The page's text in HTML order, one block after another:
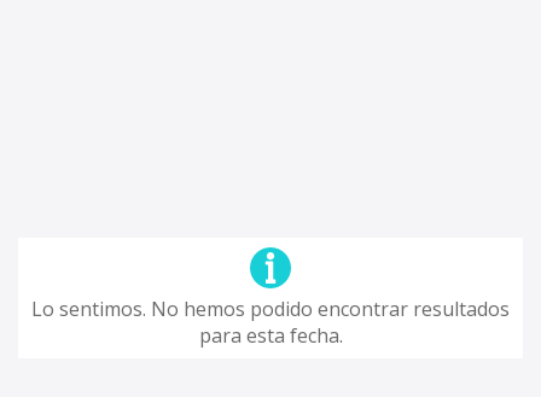
Lo sentimos. No hemos podido encontrar resultados
para esta fecha.